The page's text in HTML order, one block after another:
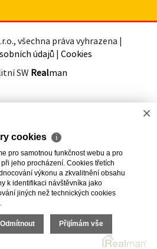
všechna práva vyhrazena |
údajů | Cookies
SW Realman
×
cookies ℹ
pro samotnou funkčnost webu a pro
jeho procházení. Cookies třetích
výkonu a zkvalitnění obsahu
k identifikaci návštěvníka jako
jiných než technických cookies
Odmítnout Přijímám vše